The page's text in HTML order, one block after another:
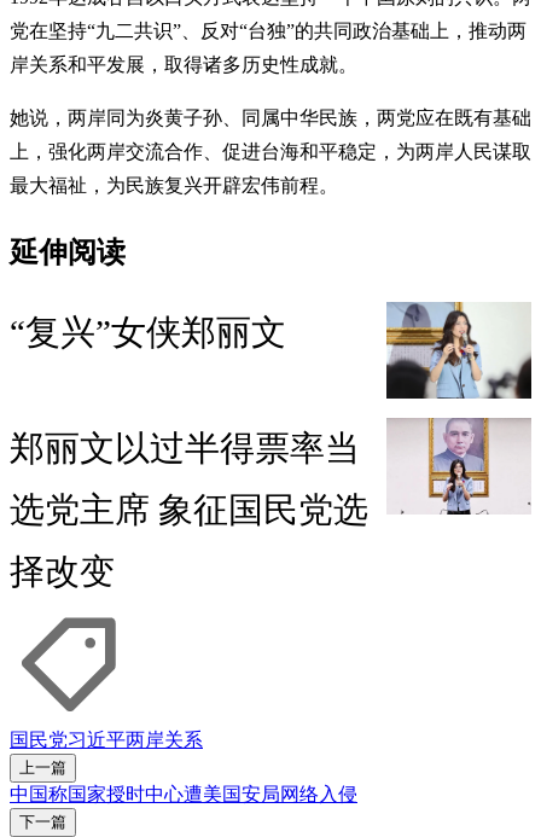
党在坚持“九二共识”、反对“台独”的共同政治基础上，推动两
岸关系和平发展，取得诸多历史性成就。
她说，两岸同为炎黄子孙、同属中华民族，两党应在既有基础
上，强化两岸交流合作、促进台海和平稳定，为两岸人民谋取
最大福祉，为民族复兴开辟宏伟前程。
延伸阅读
“复兴”女侠郑丽文
郑丽文以过半得票率当
选党主席 象征国民党选
择改变
国民党习近平两岸关系
上一篇
中国称国家授时中心遭美国安局网络入侵
下一篇